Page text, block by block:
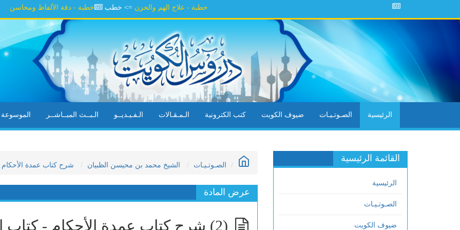
خطبة - دقة الألفاظ ومحاسن السلوك خطبة - علاج الهم والحزن=> خطب
الرئيسية الصـوتـيـات ضيوف الكويت كتب الكترونية الـمـقـالات الـفـيـديــو الـبــث المبــاشــر الموسوعة
القائمة الرئيسية
الرئيسية
الصـوتـيـات
ضيوف الكويت
الصـوتـيـات الشيخ محمد بن محيسن الظبيان شرح كتاب عمدة الأحكام (١٤٤٨
عرض المادة
(2) شرح كتاب عمدة الأحكام - كتاب الطهارة